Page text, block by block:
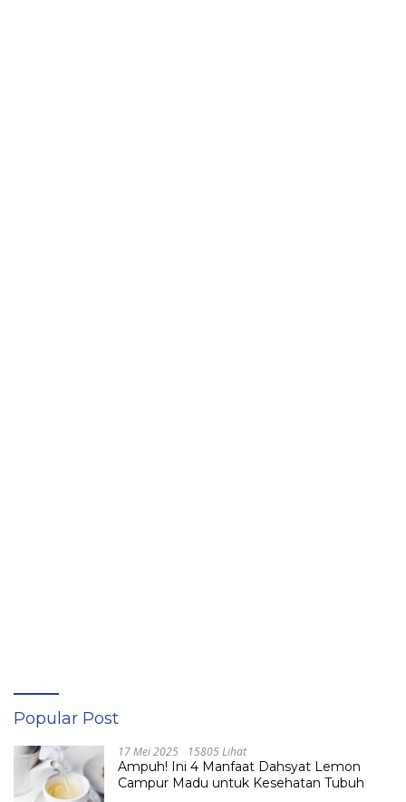
Popular Post
17 Mei 2025 15805 Lihat
Ampuh! Ini 4 Manfaat Dahsyat Lemon
Campur Madu untuk Kesehatan Tubuh